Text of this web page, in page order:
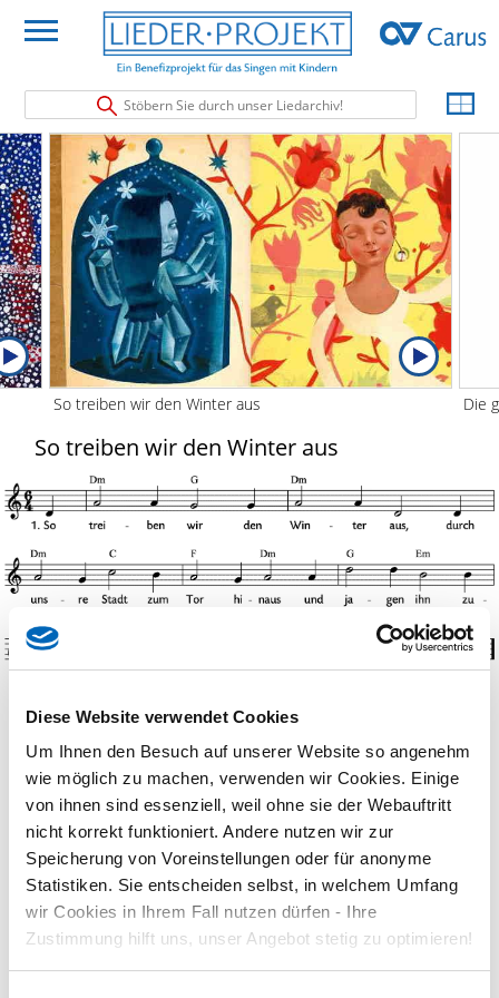
Diese Website verwendet Cookies
Um Ihnen den Besuch auf unserer Website so angenehm
wie möglich zu machen, verwenden wir Cookies. Einige
von ihnen sind essenziell, weil ohne sie der Webauftritt
nicht korrekt funktioniert. Andere nutzen wir zur
Speicherung von Voreinstellungen oder für anonyme
Statistiken. Sie entscheiden selbst, in welchem Umfang
wir Cookies in Ihrem Fall nutzen dürfen - Ihre
Zustimmung hilft uns, unser Angebot stetig zu optimieren!
Stöbern Sie durch unser Liedarchiv!
So treiben wir den Winter aus Die
So treiben wir den Winter aus
1. So treiben wir den Winter aus,
durch unsre Stadt zum Tor hinaus
und jagen ihn zuschanden,
hinweg aus unsern Landen.
2. Wir stürzen ihn von Berg zu Tal,
damit er sich zu Tode fall.
Wir jagen ihn über die Heiden,
dass er den Tod muss leiden.
3. Wir jagen den Winter vor die Tür,
den Sommer bringen wir herfür,